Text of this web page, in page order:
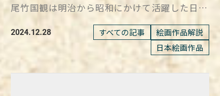
尾竹国観は明治から昭和にかけて活躍した日本
画家で、兄弟の越堂、竹坡とともに「尾竹三兄
弟」として知られています。 『絵踏』は1908
年に制作され、キリシタン迫害をテーマにした
作品で、その内容は日本画界に大きな衝撃を与
えました。 しかし、展覧会での波乱のため、
2024.12.28 すべての記事
絵画作品解説
日本絵画作品